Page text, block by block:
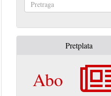
Pretplata
Abo